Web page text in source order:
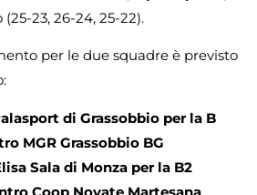
23, 26-24, 25-22).
per le due squadre è previsto
di Grassobbio per la B
MGR Grassobbio BG
Sala di Monza per la B2